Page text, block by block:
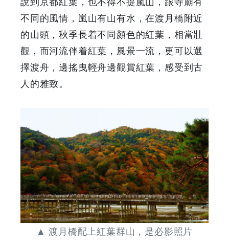
不同的風情，嵐山有山有水，在渡月橋附近
的山頭，秋季長着不同顏色的紅葉，相當壯
觀，而河流伴着紅葉，風景一流，更可以選
擇渡舟，邊搖曳輕舟邊觀賞紅葉，感受到古
人的雅致。
▲ 渡月橋配上紅葉群山，是必影照片